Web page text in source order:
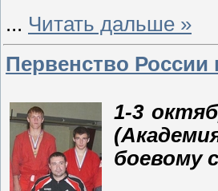
... Читать дальше »
Первенство
1-3
боевому